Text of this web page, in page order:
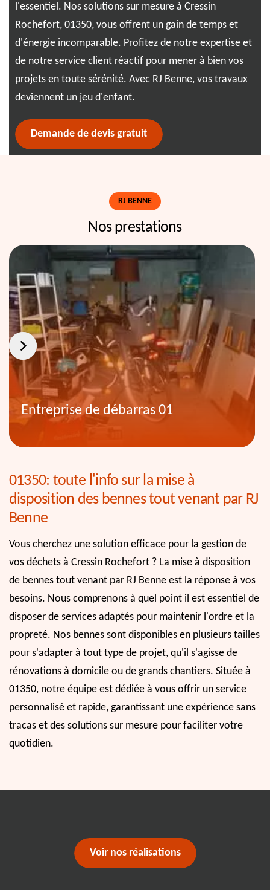
l'essentiel. Nos solutions sur mesure à Cressin
Rochefort, 01350, vous offrent un gain de temps et
d'énergie incomparable. Profitez de notre expertise et
de notre service client réactif pour mener à bien vos
projets en toute sérénité. Avec RJ Benne, vos travaux
deviennent un jeu d'enfant.
Demande de devis gratuit
RJ BENNE
Nos prestations
Entreprise de débarras 01
01350: toute l'info sur la mise à
disposition des bennes tout venant par RJ
Benne
Vous cherchez une solution efficace pour la gestion de
vos déchets à Cressin Rochefort ? La mise à disposition
de bennes tout venant par RJ Benne est la réponse à vos
besoins. Nous comprenons à quel point il est essentiel de
disposer de services adaptés pour maintenir l'ordre et la
propreté. Nos bennes sont disponibles en plusieurs tailles
pour s'adapter à tout type de projet, qu'il s'agisse de
rénovations à domicile ou de grands chantiers. Située à
01350, notre équipe est dédiée à vous offrir un service
personnalisé et rapide, garantissant une expérience sans
tracas et des solutions sur mesure pour faciliter votre
quotidien.
Voir nos réalisations